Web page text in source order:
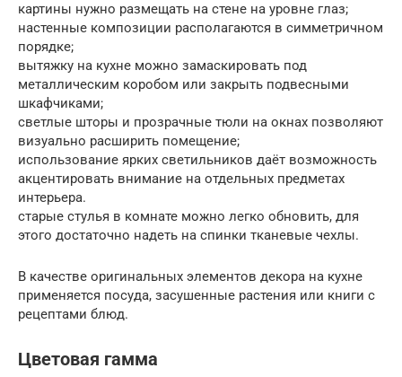
картины нужно размещать на стене на уровне глаз;
настенные композиции располагаются в симметричном
порядке;
вытяжку на кухне можно замаскировать под
металлическим коробом или закрыть подвесными
шкафчиками;
светлые шторы и прозрачные тюли на окнах позволяют
визуально расширить помещение;
использование ярких светильников даёт возможность
акцентировать внимание на отдельных предметах
интерьера.
старые стулья в комнате можно легко обновить, для
этого достаточно надеть на спинки тканевые чехлы.
В качестве оригинальных элементов декора на кухне
применяется посуда, засушенные растения или книги с
рецептами блюд.
Цветовая гамма